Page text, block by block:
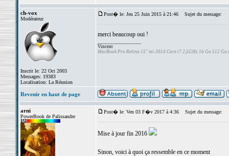
ch-vox
Modérateur
Inscrit le: 22 Oct 2003
Messages: 19383
Localisation: La Réunion
Post� le: Jeu 25 Juin 2015 à 21:46 Sujet du message:
merci beaucoup oui !
Vincent
MacBook Pro Retina 15" mi-2014 Core i7 2,5GHz 16 Go 512 Go
Revenir en haut de page
arni
PowerBook de Palissandre
Post� le: Ven 03 F�v 2017 à 4:36 Sujet du message:
Mise à jour fin 2016
Sinon, voici à quoi ça ressemble en ce moment